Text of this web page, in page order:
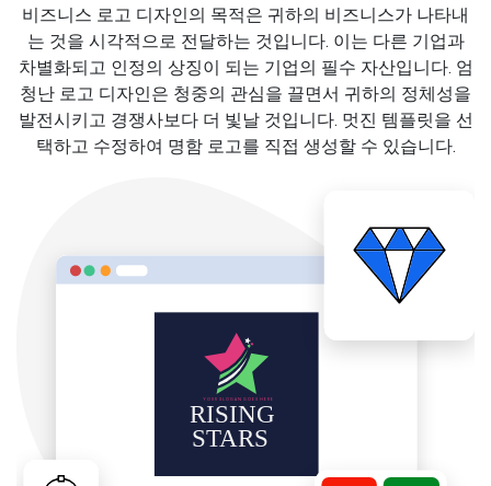
비즈니스 로고 디자인의 목적은 귀하의 비즈니스가 나타내
는 것을 시각적으로 전달하는 것입니다. 이는 다른 기업과
차별화되고 인정의 상징이 되는 기업의 필수 자산입니다. 엄
청난 로고 디자인은 청중의 관심을 끌면서 귀하의 정체성을
발전시키고 경쟁사보다 더 빛날 것입니다. 멋진 템플릿을 선
택하고 수정하여 명함 로고를 직접 생성할 수 있습니다.